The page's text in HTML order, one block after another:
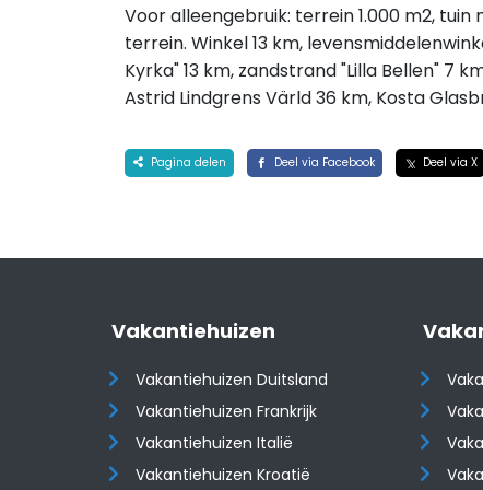
Voor alleengebruik: terrein 1.000 m2,
terrein. Winkel 13 km,
Kyrka" 13 km, zandstrand "Lilla Bellen" 7
Astrid Lindgrens Värld 36 km, Kosta
Pagina delen Deel via Facebook Deel via X
Vakantiehuizen
Vakantiehuizen Duitsland
Vakantiehuizen Frankrijk
Vakantiehuizen Italië
Vakantiehuizen Kroatië